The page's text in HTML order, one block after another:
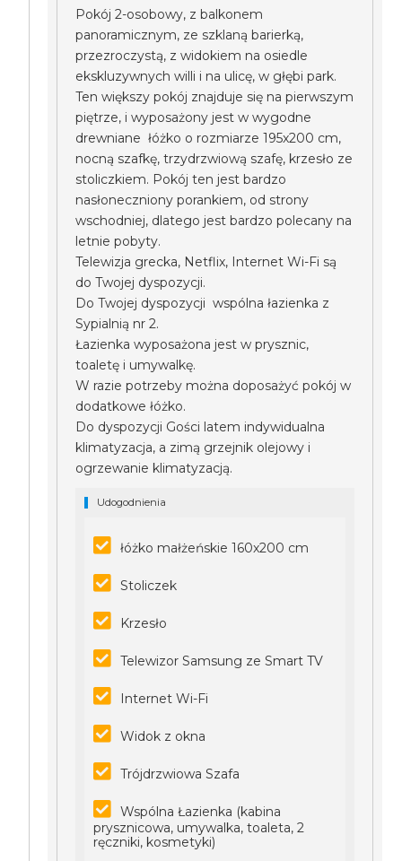
Pokój 2-osobowy, z balkonem
panoramicznym, ze szklaną barierką,
przezroczystą, z widokiem na osiedle
ekskluzywnych willi i na ulicę, w głębi park.
Ten większy pokój znajduje się na pierwszym
piętrze, i wyposażony jest w wygodne
drewniane łóżko o rozmiarze 195x200 cm,
nocną szafkę, trzydrzwiową szafę, krzesło ze
stoliczkiem. Pokój ten jest bardzo
nasłoneczniony porankiem, od strony
wschodniej, dlatego jest bardzo polecany na
letnie pobyty.
Telewizja grecka, Netflix, Internet Wi-Fi są
do Twojej dyspozycji.
Do Twojej dyspozycji wspólna łazienka z
Sypialnią nr 2.
Łazienka wyposażona jest w prysznic,
toaletę i umywalkę.
W razie potrzeby można doposażyć pokój w
dodatkowe łóżko.
Do dyspozycji Gości latem indywidualna
klimatyzacja, a zimą grzejnik olejowy i
ogrzewanie klimatyzacją.
Udogodnienia
łóżko małżeńskie 160x200 cm
Stoliczek
Krzesło
Telewizor Samsung ze Smart TV
Internet Wi-Fi
Widok z okna
Trójdrzwiowa Szafa
Wspólna Łazienka (kabina
prysznicowa, umywalka, toaleta, 2
ręczniki, kosmetyki)